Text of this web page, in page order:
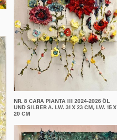
NR. 8 CARA PIANTA III 2024-2026 ÖL
UND SILBER A. LW. 31 X 23 CM, LW. 15 X
20 CM